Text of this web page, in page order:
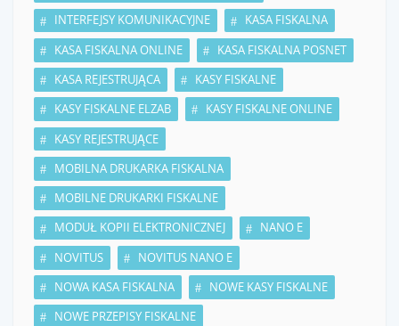
INTERFEJSY KOMUNIKACYJNE
KASA FISKALNA
KASA FISKALNA ONLINE
KASA FISKALNA POSNET
KASA REJESTRUJĄCA
KASY FISKALNE
KASY FISKALNE ELZAB
KASY FISKALNE ONLINE
KASY REJESTRUJĄCE
MOBILNA DRUKARKA FISKALNA
MOBILNE DRUKARKI FISKALNE
MODUŁ KOPII ELEKTRONICZNEJ
NANO E
NOVITUS
NOVITUS NANO E
NOWA KASA FISKALNA
NOWE KASY FISKALNE
NOWE PRZEPISY FISKALNE